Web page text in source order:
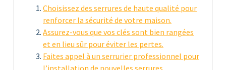
Choisissez des serrures de haute qualité pour
renforcer la sécurité de votre maison.
Assurez-vous que vos clés sont bien rangées
et en lieu sûr pour éviter les pertes.
Faites appel à un serrurier professionnel pour